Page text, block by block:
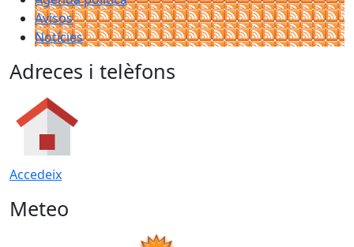
Avisos
Notícies
Adreces i telèfons
Accedeix
Meteo